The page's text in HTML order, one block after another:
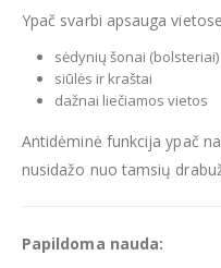
Ypač svarbi apsauga
sėdynių šonai (bolsteriai)
siūlės ir kraštai
dažnai liečiamos vietos
Antidėminė funkcija ypač
nusidažo nuo tamsių
Papildoma nauda: